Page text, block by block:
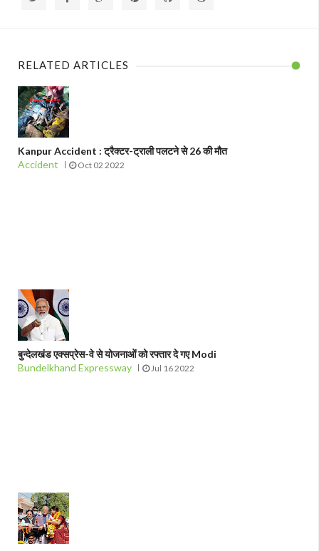
RELATED ARTICLES
Kanpur Accident : ट्रैक्टर-ट्राली पलटने से 26 की मौत
Accident
Oct 02 2022
बुन्देलखंड एक्सप्रेस-वे से योजनाओं को रफ्तार दे गए Modi
Bundelkhand Expressway
Jul 16 2022